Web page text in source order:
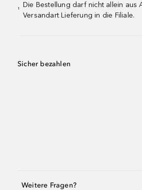
¹
Die Bestellung darf nicht allein aus
Versandart Lieferung in die Filiale.
Sicher bezahlen
Weitere Fragen?